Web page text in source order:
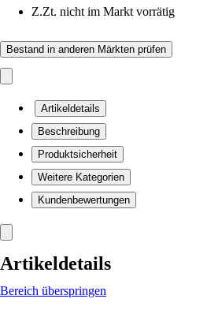
Z.Zt. nicht im Markt vorrätig
Bestand in anderen Märkten prüfen
Artikeldetails
Beschreibung
Produktsicherheit
Weitere Kategorien
Kundenbewertungen
Artikeldetails
Bereich überspringen